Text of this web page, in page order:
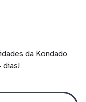
da Kondado
dias!